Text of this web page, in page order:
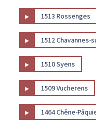
▸ 1513 Rossenges
▸ 1512 Chavannes-
▸ 1510 Syens
▸ 1509 Vucherens
▸ 1464 Chêne-